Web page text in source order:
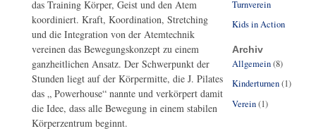
das Training Körper, Geist und den Atem
koordiniert. Kraft, Koordination, Stretching
und die Integration von der Atemtechnik
vereinen das Bewegungskonzept zu einem
ganzheitlichen Ansatz. Der Schwerpunkt der
Stunden liegt auf der Körpermitte, die J. Pilates
das „ Powerhouse“ nannte und verkörpert damit
die Idee, dass alle Bewegung in einem stabilen
Körperzentrum beginnt.
Turnverein
Kids in Action
Archiv
Allgemein(8)
Kinderturnen(1)
Verein(1)